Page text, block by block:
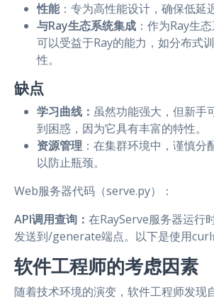
性能：专为高性能设计，确保低延
与Ray生态系统集成 ：作为Ray生
可以受益于Ray的能力，如分布式
性。
缺点
学习曲线： 虽然功能强大，但新手
到困惑，因为它具有丰富的特性。
资源管理 ：在集群环境中，谨慎分
以防止瓶颈。
Web服务器代码（serve.py）：
API调用查询： 在RayServe服务器运行
发送到/generate端点。以下是使用curl
软件工程师的考虑因素
随着技术环境的演变，软件工程师发现